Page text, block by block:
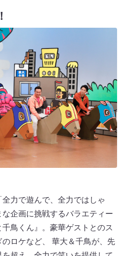
力で遊んで、全力ではしゃ
企画に挑戦するバラエティー
千鳥くん』。豪華ゲストとのス
ロケなど、 華大＆千鳥が、先